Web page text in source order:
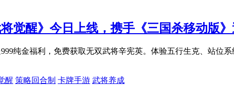
觉醒》今日上线，携手《三国杀移动版》
纯金福利，免费获取无双武将辛宪英。体验五行生克、站位
醒 策略回合制 卡牌手游 武将养成